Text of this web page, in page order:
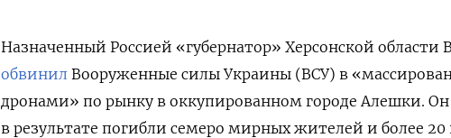
Назначенный Россией «губернатор» Херсонской области
обвинил Вооруженные силы Украины (ВСУ) в «
дронами» по рынку в оккупированном городе Алешки. Он
в результате погибли семеро мирных жителей и более 20